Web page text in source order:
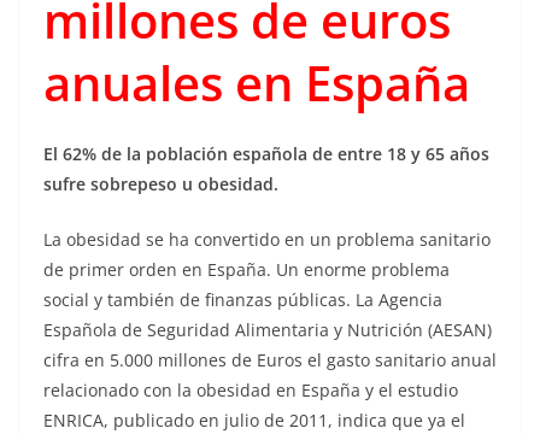
millones de euros
anuales en España
El 62% de la población española de entre 18 y 65 años
sufre sobrepeso u obesidad.
La obesidad se ha convertido en un problema sanitario
de primer orden en España. Un enorme problema
social y también de finanzas públicas. La Agencia
Española de Seguridad Alimentaria y Nutrición (AESAN)
cifra en 5.000 millones de Euros el gasto sanitario anual
relacionado con la obesidad en España y el estudio
ENRICA, publicado en julio de 2011, indica que ya el